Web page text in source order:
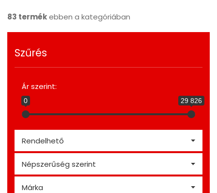
83 termékebben a kategóriában
Szűrés
Ár szerint:
0 29 826
Rendelhető
Népszerűség szerint
Márka